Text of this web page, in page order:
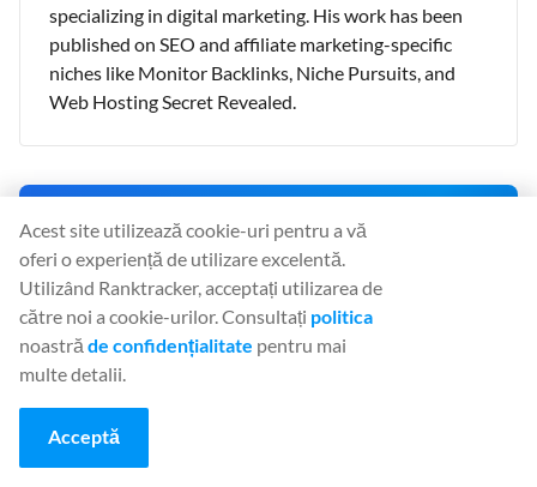
specializing in digital marketing. His work has been
published on SEO and affiliate marketing-specific
niches like Monitor Backlinks, Niche Pursuits, and
Web Hosting Secret Revealed.
⚡ 90% Flash Sale
90% off your first month on monthly plans. Your personal
30-minute offer is live now.
OFFER ENDS IN:
00:29:44
Acest site utilizează cookie-uri pentru a vă
oferi o experiență de utilizare excelentă.
Utilizând Ranktracker, acceptați utilizarea de
către noi a cookie-urilor. Consultați politica
noastră de confidențialitate pentru mai
multe detalii.
Acceptă